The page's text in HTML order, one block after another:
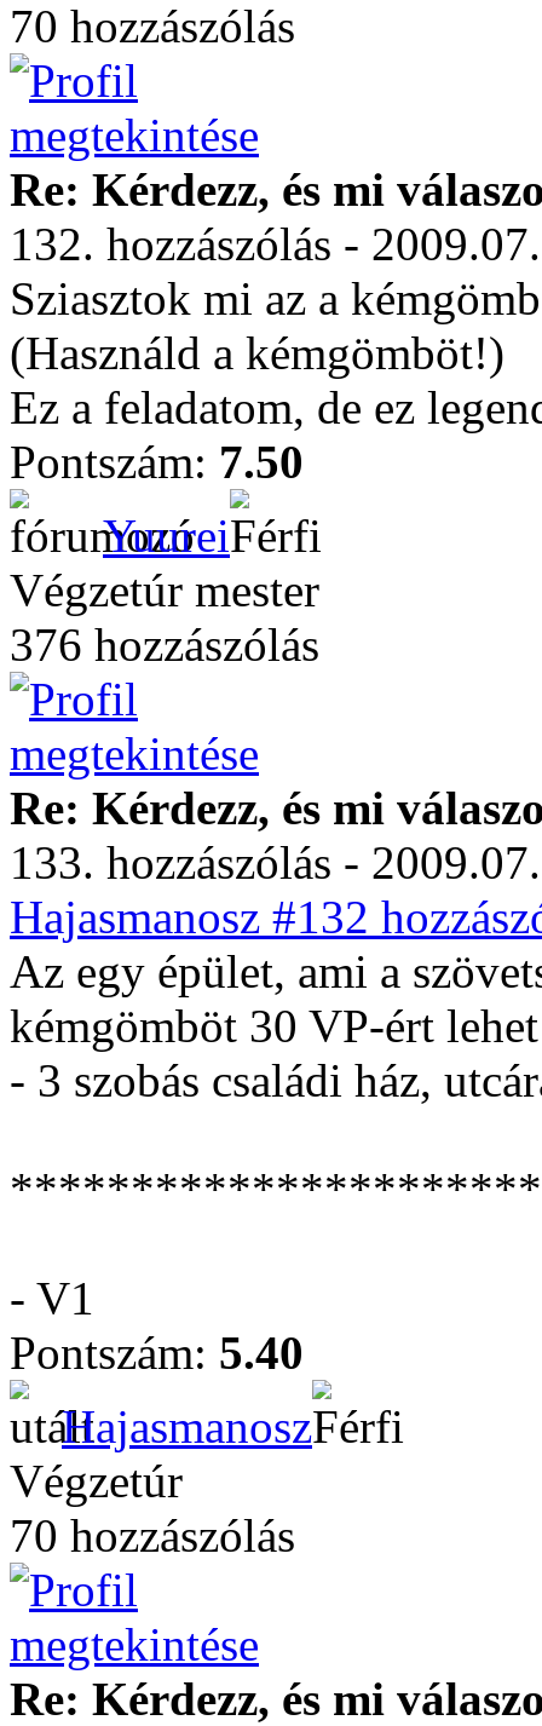
70 hozzászólás
Re: Kérdezz, és mi
132. hozzászólás -
Sziasztok mi az a
(Használd a kémgömböt!)
Ez a feladatom, de ez
Pontszám: 7.50
Yuurei
Végzetúr mester
376 hozzászólás
Re: Kérdezz, és mi
133. hozzászólás -
Hajasmanosz #132
Az egy épület, ami a
kémgömböt 30 VP-ért
- 3 szobás családi ház,
- V1
Pontszám: 5.40
Hajasmanosz
Végzetúr
70 hozzászólás
Re: Kérdezz, és mi